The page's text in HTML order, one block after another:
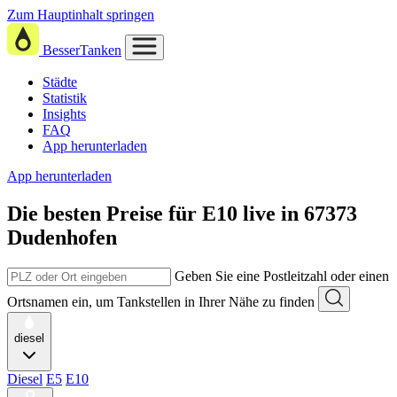
Zum Hauptinhalt springen
BesserTanken
Städte
Statistik
Insights
FAQ
App herunterladen
App herunterladen
Die besten Preise für E10 live in 67373
Dudenhofen
Geben Sie eine Postleitzahl oder einen
Ortsnamen ein, um Tankstellen in Ihrer Nähe zu finden
diesel
Diesel E5 E10